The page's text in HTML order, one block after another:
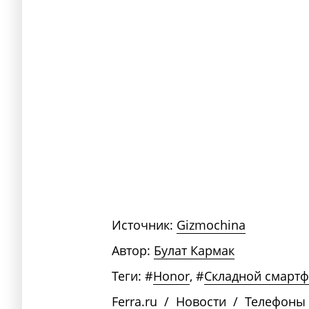
Источник: Gizmochina
Автор: Булат Кармак
Теги: #Honor, #Складной
Ferra.ru / Новости / Телефоны